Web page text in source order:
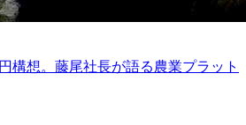
構想。藤尾社長が語る農業プラット